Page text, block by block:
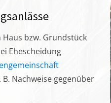
bzw. Grundstück
Ehescheidung
Nachweise gegenüber